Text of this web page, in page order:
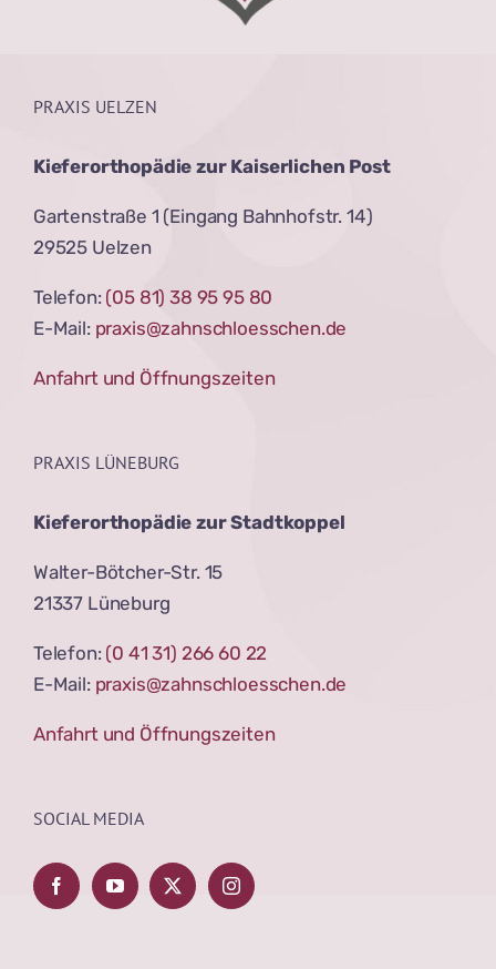
PRAXIS UELZEN
Kieferorthopädie zur Kaiserlichen Post
Gartenstraße 1 (Eingang Bahnhofstr. 14)
29525 Uelzen
Telefon: (05 81) 38 95 95 80
E-Mail: praxis@zahnschloesschen.de
Anfahrt und Öffnungszeiten
PRAXIS LÜNEBURG
Kieferorthopädie zur Stadtkoppel
Walter-Bötcher-Str. 15
21337 Lüneburg
Telefon: (0 41 31) 266 60 22
E-Mail: praxis@zahnschloesschen.de
Anfahrt und Öffnungszeiten
SOCIAL MEDIA